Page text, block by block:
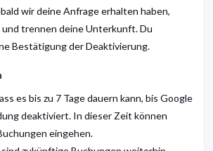
wir deine Anfrage erhalten haben,
trennen deine Unterkunft. Du
Bestätigung der Deaktivierung.
es bis zu 7 Tage dauern kann, bis Google
deaktiviert. In dieser Zeit können
eingehen.